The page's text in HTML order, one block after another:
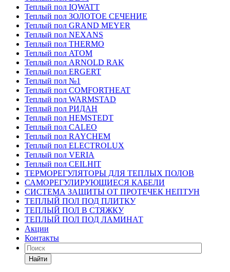
Теплый пол IQWATT
Теплый пол ЗОЛОТОЕ СЕЧЕНИЕ
Теплый пол GRAND MEYER
Теплый пол NEXANS
Теплый пол THERMO
Теплый пол ATOM
Теплый пол ARNOLD RAK
Теплый пол ERGERT
Теплый пол №1
Теплый пол COMFORTHEAT
Теплый пол WARMSTAD
Теплый пол РИДАН
Теплый пол HEMSTEDT
Теплый пол CALEO
Теплый пол RAYCHEM
Теплый пол ELECTROLUX
Теплый пол VERIA
Теплый пол CEILHIT
ТЕРМОРЕГУЛЯТОРЫ ДЛЯ ТЕПЛЫХ ПОЛОВ
САМОРЕГУЛИРУЮЩИЕСЯ КАБЕЛИ
СИСТЕМА ЗАЩИТЫ ОТ ПРОТЕЧЕК НЕПТУН
ТЕПЛЫЙ ПОЛ ПОД ПЛИТКУ
ТЕПЛЫЙ ПОЛ В СТЯЖКУ
ТЕПЛЫЙ ПОЛ ПОД ЛАМИНАТ
Акции
Контакты
Найти